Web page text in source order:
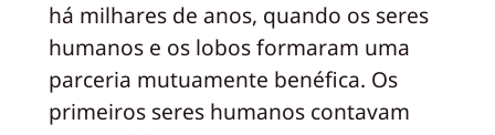
há milhares de anos, quando os seres
humanos e os lobos formaram uma
parceria mutuamente benéfica. Os
primeiros seres humanos contavam